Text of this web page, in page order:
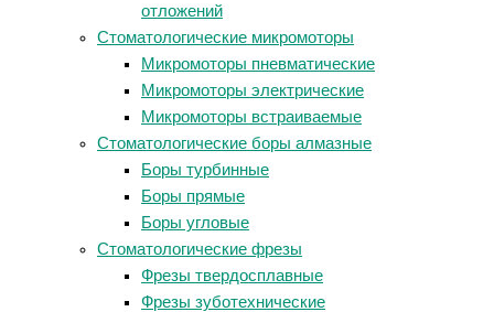
отложений
Стоматологические микромоторы
Микромоторы пневматические
Микромоторы электрические
Микромоторы встраиваемые
Стоматологические боры алмазные
Боры турбинные
Боры прямые
Боры угловые
Стоматологические фрезы
Фрезы твердосплавные
Фрезы зуботехнические